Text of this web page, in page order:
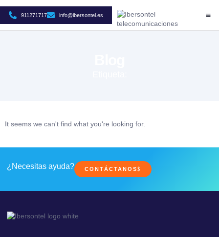
911271717 info@ibersontel.es
It seems we can't find what you're looking for.
¿Necesitas ayuda? CONTÁCTANOS